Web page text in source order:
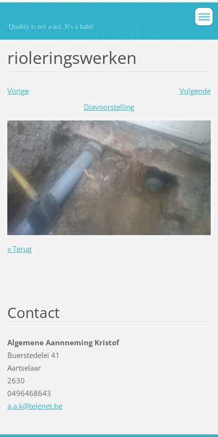
Quality is not a act. It's a habit
rioleringswerken
Vorige
Volgende
Diavoorstelling
« Terug
Contact
Algemene Aannneming Kristof
Buerstedelei 41
Aartselaar
2630
0496468643
a.a.k@telenet.be